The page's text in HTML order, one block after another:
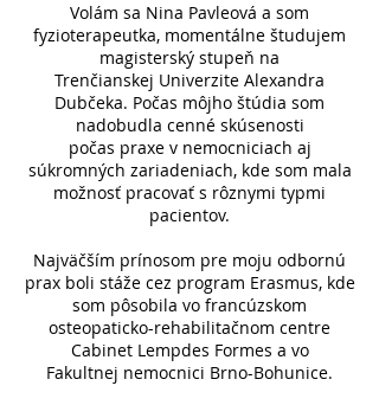
Volám sa Nina Pavleová a som
fyzioterapeutka, momentálne študujem
magisterský stupeň na
Trenčianskej Univerzite Alexandra
Dubčeka. Počas môjho štúdia som
nadobudla cenné skúsenosti
počas praxe v nemocniciach aj
súkromných zariadeniach, kde som mala
možnosť pracovať s rôznymi typmi
pacientov.
Najväčším prínosom pre moju odbornú
prax boli stáže cez program Erasmus, kde
som pôsobila vo francúzskom
osteopaticko-rehabilitačnom centre
Cabinet Lempdes Formes a vo
Fakultnej nemocnici Brno-Bohunice.